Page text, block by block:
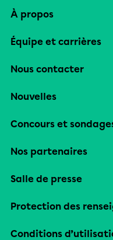
À propos
Équipe et carrières
Nous contacter
Nouvelles
Concours et
Nos partenaires
Salle de presse
Protection des
Conditions